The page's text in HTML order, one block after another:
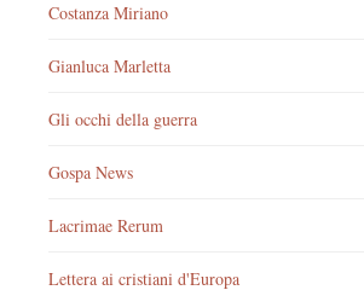
Costanza Miriano
Gianluca Marletta
Gli occhi della guerra
Gospa News
Lacrimae Rerum
Lettera ai cristiani d'Europa